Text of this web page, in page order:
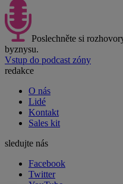
Poslechněte si
byznysu.
Vstup do podcast zóny
redakce
O nás
Lidé
Kontakt
Sales kit
sledujte nás
Facebook
Twitter